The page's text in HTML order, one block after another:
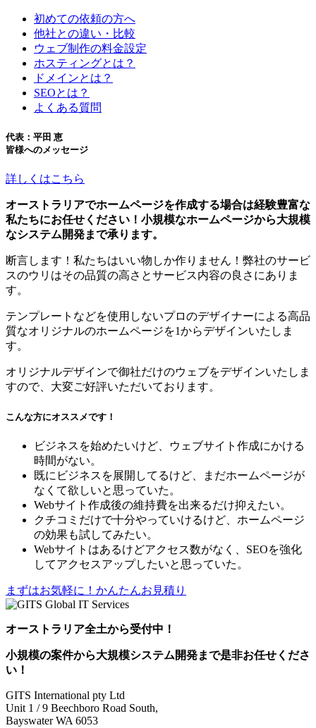
初めての依頼の方へ
他社との違い・比較
ウェブ制作の料金設定
ホスティングとは？
ドメインとは？
SEOとは？
よくある質問
代表：平田 恵
皆様へのメッセージ
詳しくはこちら
オーストラリアでホームページを作成する場合は経験豊富な
私たちにお任せください！小規模なホームページから大規模
なシステム開発まで承ります。
断言します！私たちはいい物しか作りません！弊社のサービ
スのウリはその品質の高さとサービス内容の良さにありま
す。
テンプレートなどを使用しないプロのデザイナーによる高品
質なオリジナルのホームページを1からデザインいたしま
す。
オリジナルデザインで御社だけのウェブをデザインいたしま
すので、大変ご好評いただいております。
こんな方にオススメです！
ビジネスを始めたいけど、ウェブサイト作成にかける
時間がない。
既にビジネスを展開してるけど、まだホームページが
なくて欲しいと思っていた。
Webサイト作成後の維持費を出来るだけ抑えたい。
クチコミだけで十分やっていけるけど、ホームページ
の効果も試してみたい。
Webサイトはあるけどアクセス数がなく、SEOを強化
してアクセスアップしたいと思っていた。
まずはお気軽に！かんたんお見積り
オーストラリア全土から受付中！
小規模の案件から大規模システム開発まで是非お任せくださ
い！
GITS International pty Ltd
Unit 1 / 9 Beechboro Road South,
Bayswater WA 6053